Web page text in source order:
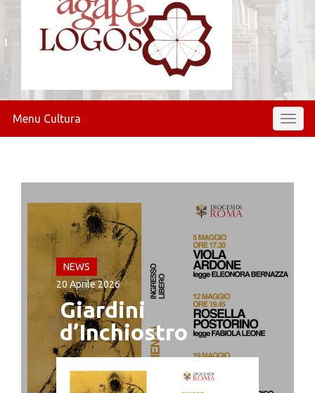
Menu Cultura
NEWS
20 Aprile 2026
Giardini
d’Inchiostro